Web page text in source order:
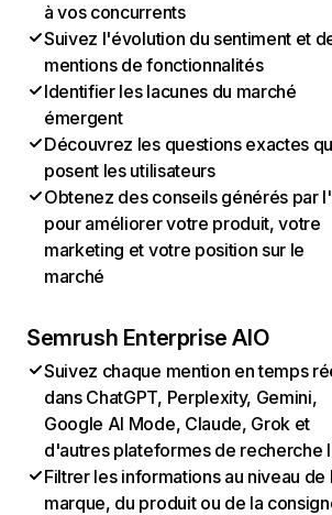
à vos concurrents
Suivez l'évolution du sentiment et
mentions de fonctionnalités
Identifier les lacunes du marché
émergent
Découvrez les questions exactes
posent les utilisateurs
Obtenez des conseils générés par
pour améliorer votre produit, votre
marketing et votre position sur le
marché
Semrush Enterprise AIO
Suivez chaque mention en temps
dans ChatGPT, Perplexity, Gemini,
Google AI Mode, Claude, Grok et
d'autres plateformes de recherche
Filtrer les informations au niveau de
marque, du produit ou de la